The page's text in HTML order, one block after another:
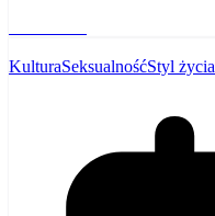
KulturaSeksualnośćStyl życia